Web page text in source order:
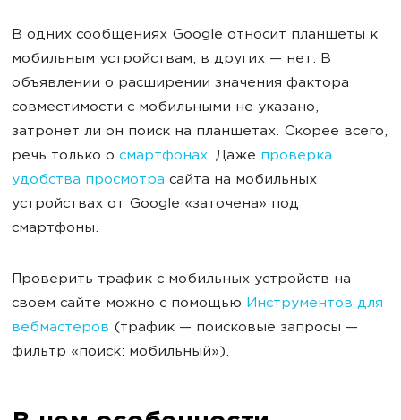
В одних сообщениях Google относит планшеты к
мобильным устройствам, в других — нет. В
объявлении о расширении значения фактора
совместимости с мобильными не указано,
затронет ли он поиск на планшетах. Скорее всего,
речь только о смартфонах. Даже проверка
удобства просмотра сайта на мобильных
устройствах от Google «заточена» под
смартфоны.
Проверить трафик с мобильных устройств на
своем сайте можно с помощью Инструментов для
вебмастеров (трафик — поисковые запросы —
фильтр «поиск: мобильный»).